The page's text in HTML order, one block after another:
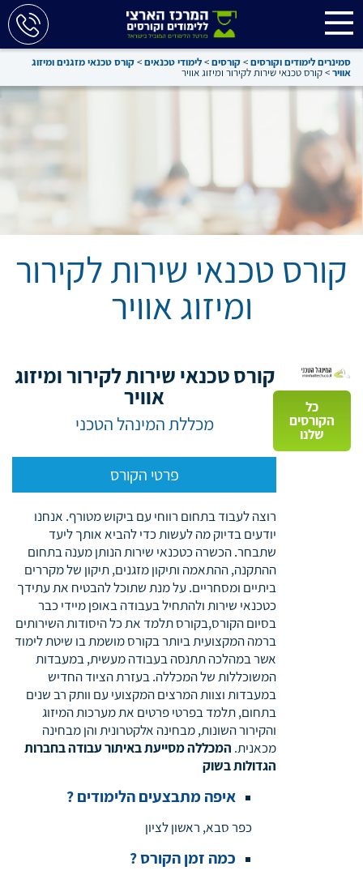
סמינרים לימודים וקורסים>קורסים>לימודי טכנאים>קורס טכנאי מזגנים ומיזוג
אוויר>קורס טכנאי שירות לקירור ומיזוג אוויר
קורס טכנאי שירות לקירור
ומיזוג אוויר
כל
הקורסים
שלנו
קורס טכנאי שירות לקירור ומיזוג
אוויר
מכללת המינהל הטכני
פרטי הקורס
רוצה לעבוד בתחום רווחי עם ביקוש מטורף. אנחנו
יודעים בדיוק מה לעשות כדי להביא אותך ליעד
שתבחר. הכשרה כטכנאי שירות הנותן מענה בתחום
ההתקנה, ההתאמה ותיקון מזגנים, תיקון של מקררים
ביתיים ומסחריים. על מנת שתוכל להבטיח את עתידך
כטכנאי שירות ולהתחיל בעבודה באופן מיידי כבר
בסיום הקורס,בקורס תלמד את כל היסודות השירותים
ברמה המקצועית ביותר בקורס מושמת בו שיטת לימוד
אשר במהלכה תתנסה בעבודה מעשית, במעבדות
המשוכללות של המכללה. בעזרת הציוד החדיש
במעבדות וצוות המרצים המקצועי עם וותק רב שנים
בתחום, תלמד בפרטי פרטים את מערכות המיזוג
והקירור השונות, מבחינה אלקטרונית והן מבחינה
מכאנית. המכללה מסייעת באיתור עבודה בחברות
הגדולות בשוק
איפה מתבצעים הלימודים ?
כפר סבא, ראשון לציון
כמה זמן הקורס ?